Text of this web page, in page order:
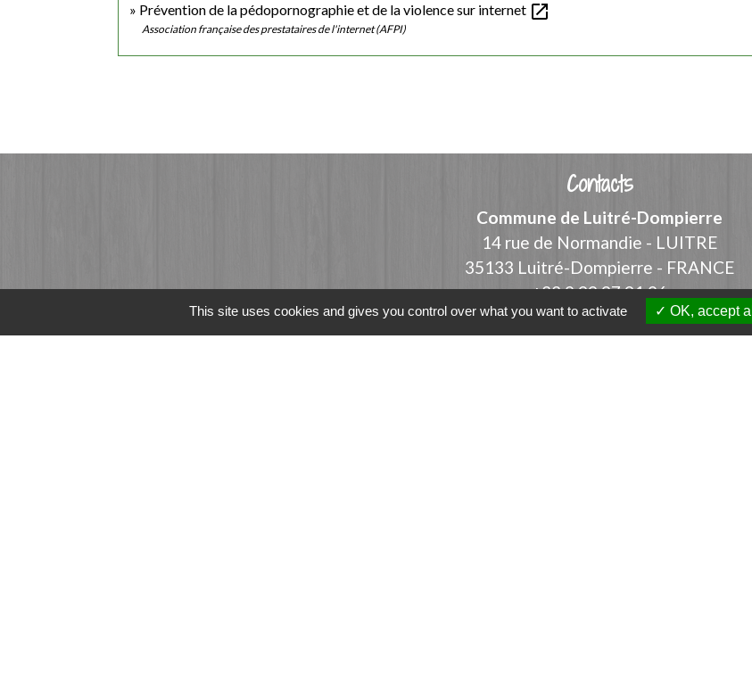
Prévention de la pédopornographie et de la violence sur internet open_in_new
Association française des prestataires de l'internet (AFPI)
Contacts
Commune de Luitré-Dompierre
14 rue de Normandie - LUITRE
35133 Luitré-Dompierre - FRANCE
+33 2 99 97 91 26
Contact par formulaire
This site uses cookies and gives you control over what you want to activate OK, accept all